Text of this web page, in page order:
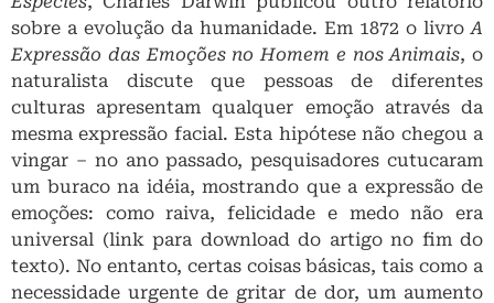
sobre a evolução da humanidade. Em 1872 o livroA
Expressão das Emoções no Homem e nos Animais, o
naturalista discute que pessoas de diferentes
culturas apresentam qualquer emoção através da
mesma expressão facial. Esta hipótese não chegou a
vingar – no ano passado, pesquisadores cutucaram
um buraco na idéia, mostrando que a expressão de
emoções: como raiva, felicidade e medo não era
universal (link para download do artigo no fim do
texto). No entanto, certas coisas básicas, tais como a
necessidade urgente de gritar de dor, um aumento